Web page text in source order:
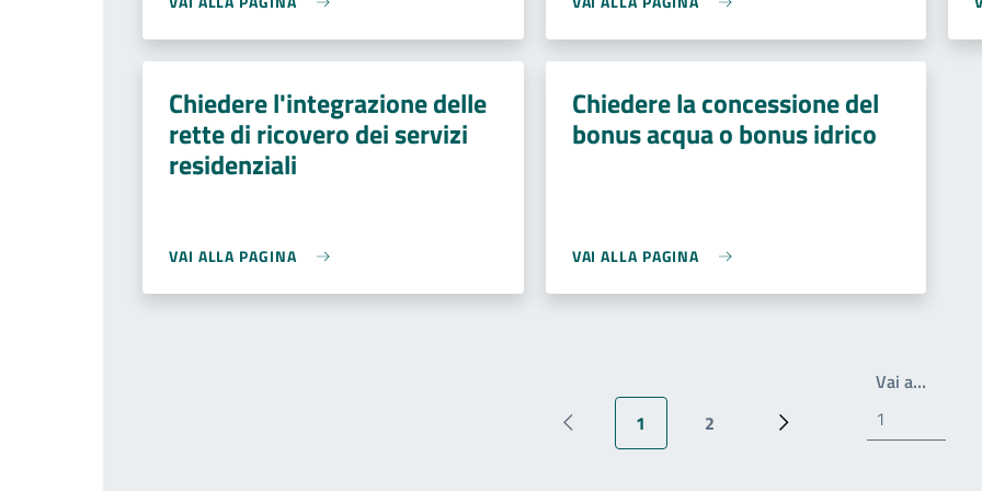
Chiedere l'integrazione delle
rette di ricovero dei servizi
residenziali
VAI ALLA PAGINA
Chiedere la concessione del
bonus acqua o bonus idrico
VAI ALLA PAGINA
Pagina precedente
Pagina attuale
1
Pagina
2
Pagina successiva
Vai a…Scrivi il